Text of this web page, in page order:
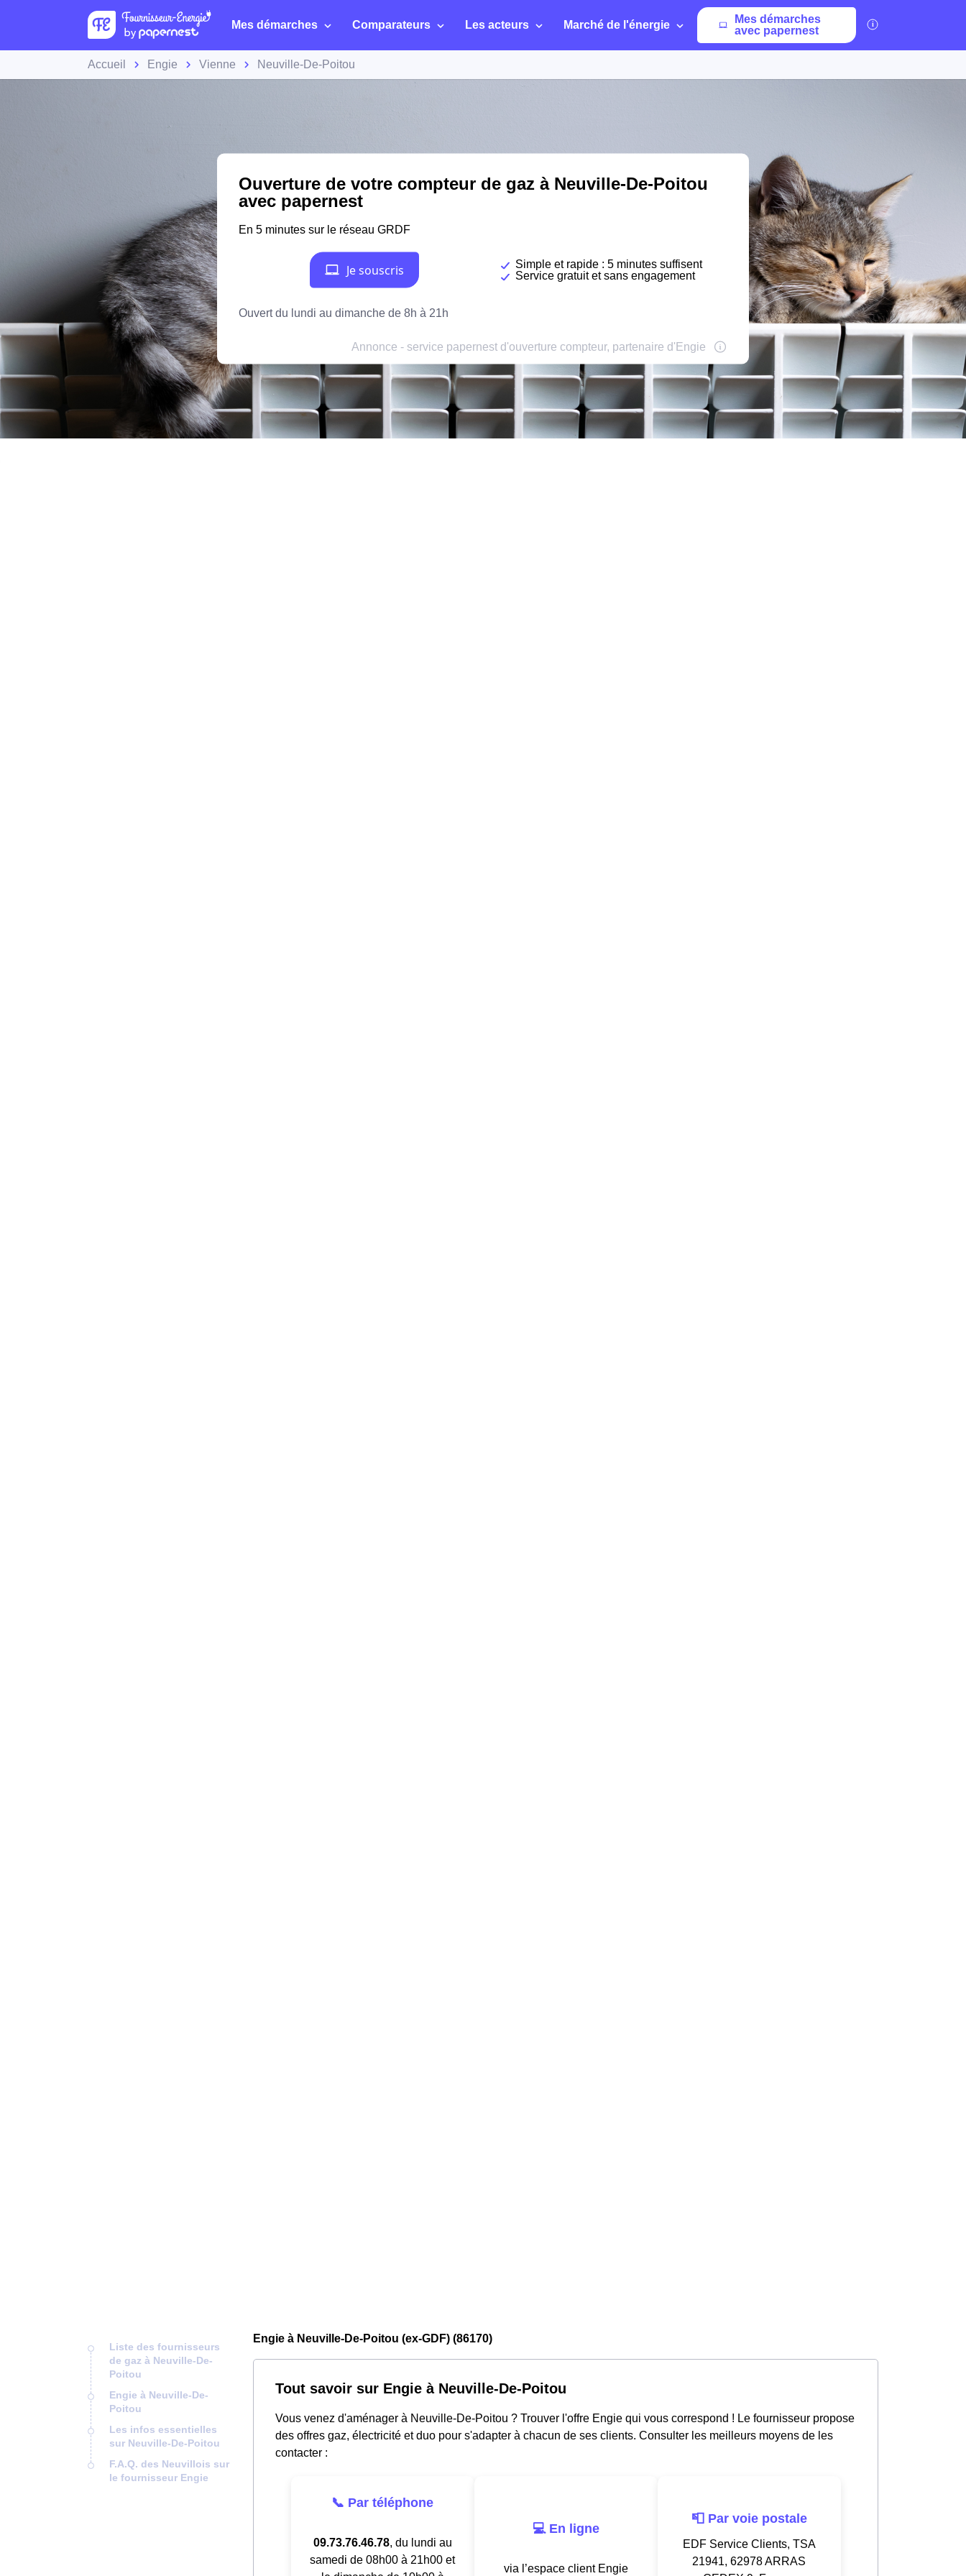
Mes démarches Comparateurs Les acteurs Marché de l'énergie
Mes démarches
avec papernest
Accueil Engie Vienne Neuville-De-Poitou
Liste des fournisseurs
de gaz à Neuville-De-
Poitou
Engie à Neuville-De-
Poitou
Les infos essentielles
sur Neuville-De-Poitou
F.A.Q. des Neuvillois sur
le fournisseur Engie
Engie à Neuville-De-Poitou (ex-GDF) (86170)
Tout savoir sur Engie à Neuville-De-Poitou
Vous venez d'aménager à Neuville-De-Poitou ? Trouver l'offre Engie qui vous correspond ! Le fournisseur propose
des offres gaz, électricité et duo pour s'adapter à chacun de ses clients. Consulter les meilleurs moyens de les
contacter :
📞 Par téléphone
09.73.76.46.78, du lundi au
samedi de 08h00 à 21h00 et
💻 En ligne
via l’espace client Engie
📮 Par voie postale
EDF Service Clients, TSA
21941, 62978 ARRAS